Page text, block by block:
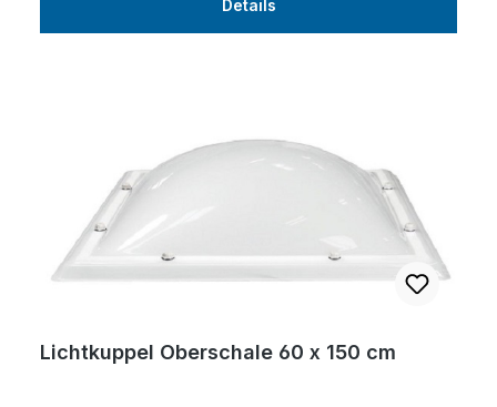
Details
Lichtkuppel Oberschale 60 x 150 cm